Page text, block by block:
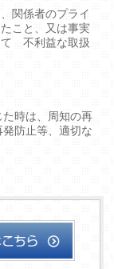
関係者のプライ
こと、又は事実
て 不利益な取扱
時は、周知の再
防止等、適切な